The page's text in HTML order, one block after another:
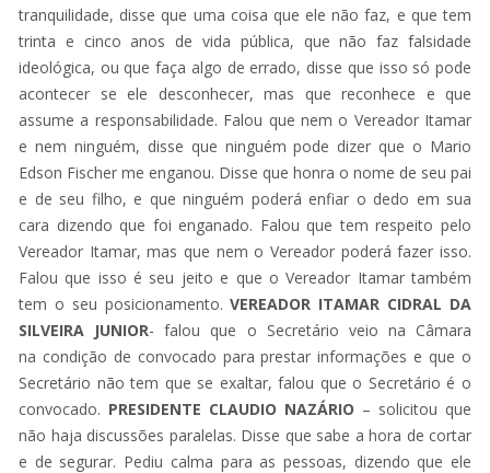
tranquilidade, disse que uma coisa que ele não faz, e que tem
trinta e cinco anos de vida pública, que não faz falsidade
ideológica, ou que faça algo de errado, disse que isso só pode
acontecer se ele desconhecer, mas que reconhece e que
assume a responsabilidade. Falou que nem o Vereador Itamar
e nem ninguém, disse que ninguém pode dizer que o Mario
Edson Fischer me enganou. Disse que honra o nome de seu pai
e de seu filho, e que ninguém poderá enfiar o dedo em sua
cara dizendo que foi enganado. Falou que tem respeito pelo
Vereador Itamar, mas que nem o Vereador poderá fazer isso.
Falou que isso é seu jeito e que o Vereador Itamar também
tem o seu posicionamento.VEREADOR ITAMAR CIDRAL DA
SILVEIRA JUNIOR- falou que o Secretário veio na Câmara
na condição de convocado para prestar informações e que o
Secretário não tem que se exaltar, falou que o Secretário é o
convocado. PRESIDENTE CLAUDIO NAZÁRIO – solicitou que
não haja discussões paralelas. Disse que sabe a hora de cortar
e de segurar. Pediu calma para as pessoas, dizendo que ele